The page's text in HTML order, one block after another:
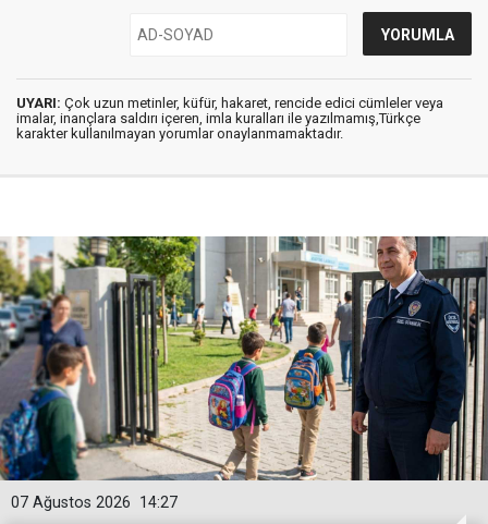
UYARI: Çok uzun metinler, küfür, hakaret, rencide edici cümleler veya
imalar, inançlara saldırı içeren, imla kuralları ile yazılmamış,Türkçe
karakter kullanılmayan yorumlar onaylanmamaktadır.
14:27
07 Ağustos 2026